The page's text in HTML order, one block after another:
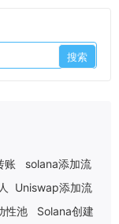
账
solana添加流
Uniswap添加流
性池
Solana创建